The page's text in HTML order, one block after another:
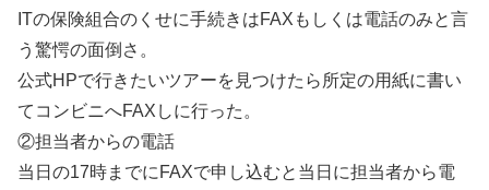
ITの保険組合のくせに手続きはFAXもしくは電話のみと言
う驚愕の面倒さ。
公式HPで行きたいツアーを見つけたら所定の用紙に書い
てコンビニへFAXしに行った。
②担当者からの電話
当日の17時までにFAXで申し込むと当日に担当者から電